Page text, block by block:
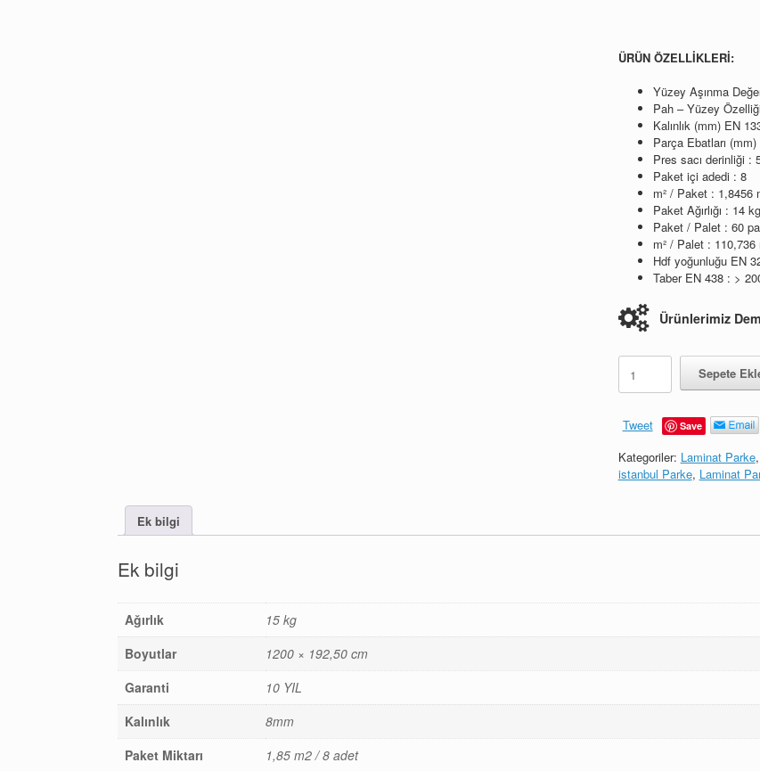
ÜRÜN ÖZELLİKLERİ:
Yüzey Aşınma
Pah – Yüzey
Kalınlık (mm) EN
Parça Ebatları
Pres sacı derinliği :
Paket içi adedi : 8
m² / Paket : 1,8456
Paket Ağırlığı : 14
Paket / Palet : 60
m² / Palet : 110,736
Hdf yoğunluğu EN
Taber EN 438 : >
Ürünlerimiz
Beyaz
Meşe
adet
Sepete
Tweet Save
Kategoriler: Laminat Parke,
istanbul Parke, Laminat
Ek bilgi
Ek bilgi
Ağırlık
15 kg
Boyutlar
1200 × 192,50 cm
Garanti
10 YIL
Kalınlık
8mm
Paket Miktarı
1,85 m2 / 8 adet